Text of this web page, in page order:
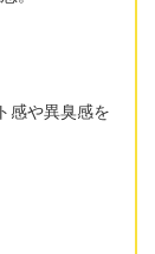
感や異臭感を